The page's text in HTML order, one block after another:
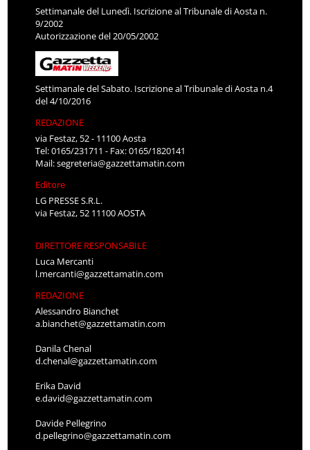
Settimanale del Lunedì. Iscrizione al Tribunale di Aosta n.
9/2002
Autorizzazione del 20/05/2002
Settimanale del Sabato. Iscrizione al Tribunale di Aosta n.4
del 4/10/2016
REDAZIONE
via Festaz, 52 - 11100 Aosta
Tel: 0165/231711 - Fax: 0165/1820141
Mail:segreteria@gazzettamatin.com
Editore
LG PRESSE S.R.L.
via Festaz, 52 11100 AOSTA
DIRETTORE RESPONSABILE
Luca Mercanti
l.mercanti@gazzettamatin.com
REDAZIONE
Alessandro Bianchet
a.bianchet@gazzettamatin.com
Danila Chenal
d.chenal@gazzettamatin.com
Erika David
e.david@gazzettamatin.com
Davide Pellegrino
d.pellegrino@gazzettamatin.com